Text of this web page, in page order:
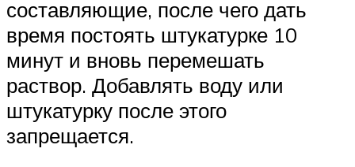
составляющие, после чего дать
время постоять штукатурке 10
минут и вновь перемешать
раствор. Добавлять воду или
штукатурку после этого
запрещается.